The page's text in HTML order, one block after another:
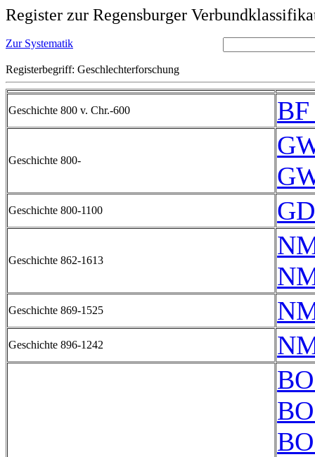
Register zur Regensburger
Zur Systematik
Registerbegriff: Geschlechterforschung
Geschichte 800 v. Chr.-600 BF
Geschichte 800-
Geschichte 800-1100
Geschichte 862-1613
Geschichte 869-1525
Geschichte 896-1242